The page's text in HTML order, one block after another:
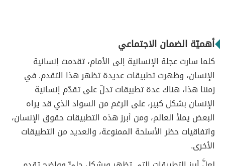
أهميّة الضمان الاجتماعي
كلما سارت عجلة الإنسانية إلى الأمام، تقدمت إنسانية
الإنسان، وظهرت تطبيقات عديدة تظهر هذا التقدم. في
زمننا هذا، هناك عدة تطبيقات تدلّ على تقدّم إنسانية
الإنسان بشكل كبير، على الرغم من السواد الذي قد يراه
البعض يملأ العالم، ومن أبرز هذه التطبيقات حقوق الإنسان،
واتفاقيات حظر الأسلحة الممنوعة، والعديد من التطبيقات
الأخرى.